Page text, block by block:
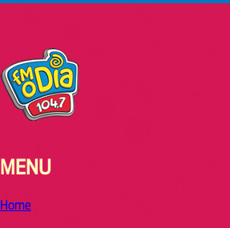
MENU
Home